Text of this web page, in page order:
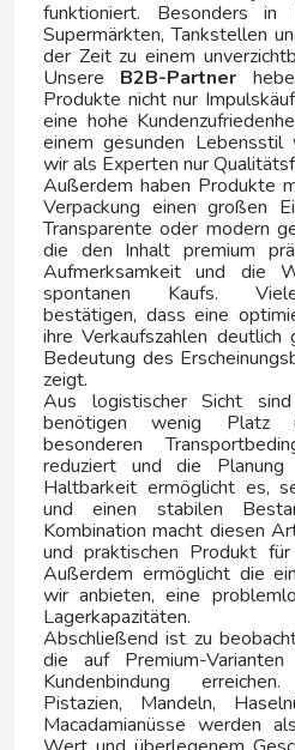
MATUTANO
MECHEROS DORA
MENTOS
MERCI
MIKADO CHOCOLATES
MILKA
MIRINDA
MOCAY
MONDELEZ
MONSTER
MR BROWNIE
N
funktioniert. Besonders in
Supermärkten, Tankstellen
der Zeit zu einem
Unsere B2B-Partner
Produkte nicht nur
eine hohe
einem gesunden Lebensstil
wir als Experten nur
Außerdem haben Produkte
Verpackung einen großen
Transparente oder modern
die den Inhalt premium
Aufmerksamkeit und die
spontanen Kaufs.
bestätigen, dass eine
ihre Verkaufszahlen
Bedeutung des
zeigt.
Aus logistischer Sicht
benötigen wenig Platz
besonderen
reduziert und die
Haltbarkeit ermöglicht es,
und einen stabilen
Kombination macht diesen
und praktischen Produkt
Außerdem ermöglicht die
wir anbieten, eine
Lagerkapazitäten.
Abschließend ist zu
die auf Premium-
Kundenbindung
Pistazien, Mandeln,
Macadamianüsse werden